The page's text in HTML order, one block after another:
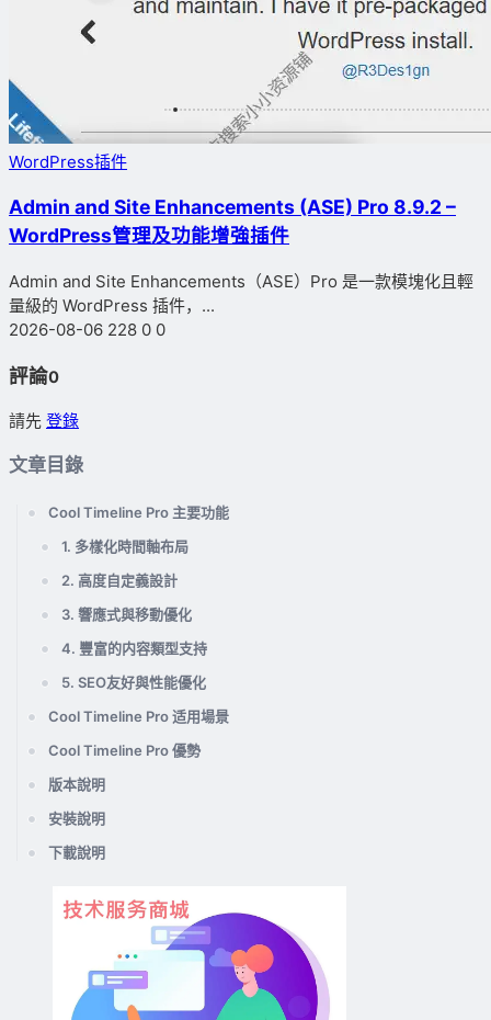
WordPress插件
Admin and Site Enhancements (ASE) Pro 8.9.2 –
WordPress管理及功能增強插件
Admin and Site Enhancements（ASE）Pro 是一款模塊化且輕
量級的 WordPress 插件，...
2026-08-06 228 0 0
評論0
請先 登錄
文章目錄
Cool Timeline Pro 主要功能
1. 多樣化時間軸布局
2. 高度自定義設計
3. 響應式與移動優化
4. 豐富的内容類型支持
5. SEO友好與性能優化
Cool Timeline Pro 适用場景
Cool Timeline Pro 優勢
版本說明
安裝說明
下載說明